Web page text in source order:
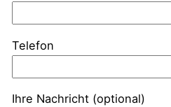
Telefon
Ihre Nachricht (optional)